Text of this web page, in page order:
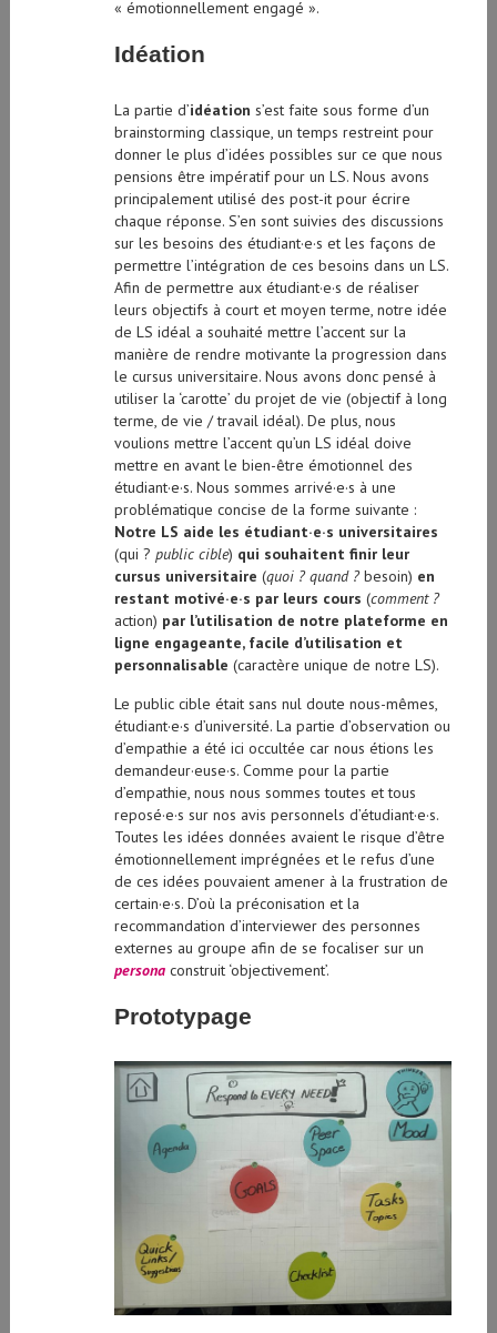
brainstorming classique, un temps restreint pour
donner le plus d’idées possibles sur ce que nous
pensions être impératif pour un LS. Nous avons
principalement utilisé des post-it pour écrire
chaque réponse. S’en sont suivies des discussions
sur les besoins des étudiant·e·s et les façons de
permettre l’intégration de ces besoins dans un LS.
Afin de permettre aux étudiant·e·s de réaliser
leurs objectifs à court et moyen terme, notre idée
de LS idéal a souhaité mettre l’accent sur la
manière de rendre motivante la progression dans
le cursus universitaire. Nous avons donc pensé à
utiliser la ‘carotte’ du projet de vie (objectif à long
terme, de vie / travail idéal). De plus, nous
voulions mettre l’accent qu’un LS idéal doive
mettre en avant le bien-être émotionnel des
étudiant·e·s. Nous sommes arrivé·e·s à une
problématique concise de la forme suivante :
Notre LS aide les étudiant·e·s universitaires
(qui ?public cible)qui souhaitent finir leur
cursus universitaire (quoi ? quand ?besoin)
restant motivé·e·s par leurs cours(comment ?
action)par l’utilisation de notre plateforme en
ligne engageante, facile d’utilisation et
personnalisable(caractère unique de notre LS).
étudiant·e·s d’université. La partie d’observation ou
d’empathie a été ici occultée car nous étions les
demandeur·euse·s. Comme pour la partie
d’empathie, nous nous sommes toutes et tous
reposé·e·s sur nos avis personnels d’étudiant·e·s.
Toutes les idées données avaient le risque d’être
émotionnellement imprégnées et le refus d’une
de ces idées pouvaient amener à la frustration de
certain·e·s. D’où la préconisation et la
recommandation d’interviewer des personnes
externes au groupe afin de se focaliser sur un
personaconstruit ‘objectivement’.